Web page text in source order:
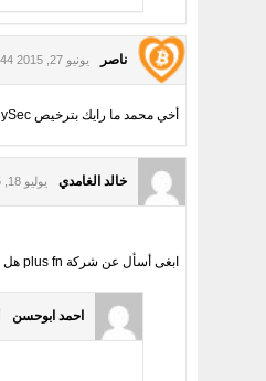
ناصر يونيو 27, 2015 at 2:44 م
أخي محمد ما رايك بترخيص CySec هل هو أمن ؟
خالد الغامدي يوليو 18, 2015 at 4:01 م
ابغى أسأل عن شركة plus fn هل هي مرخصة
احمد ابوحسن